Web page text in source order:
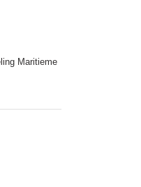
Maritieme